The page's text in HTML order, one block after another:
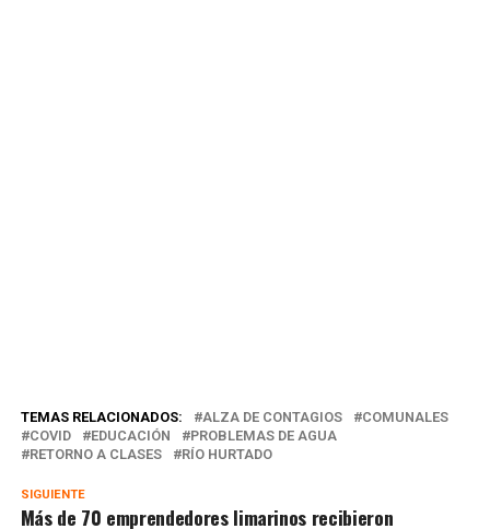
TEMAS RELACIONADOS: ALZA DE CONTAGIOS
COMUNALES
COVID
EDUCACIÓN
PROBLEMAS DE AGUA
RETORNO A CLASES
RÍO HURTADO
SIGUIENTE
Más de 70 emprendedores limarinos recibieron